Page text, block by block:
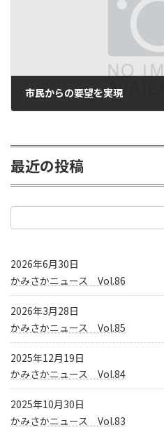
市民からの要望を実現
最近の投稿
2026年6月30日
かみさかニュース Vol.86
2026年3月28日
かみさかニュース Vol.85
2025年12月19日
かみさかニュース Vol.84
2025年10月30日
かみさかニュース Vol.83